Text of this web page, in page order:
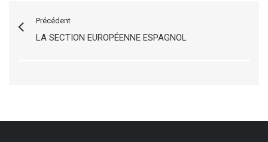
Précédent
LA SECTION EUROPÉENNE ESPAGNOL